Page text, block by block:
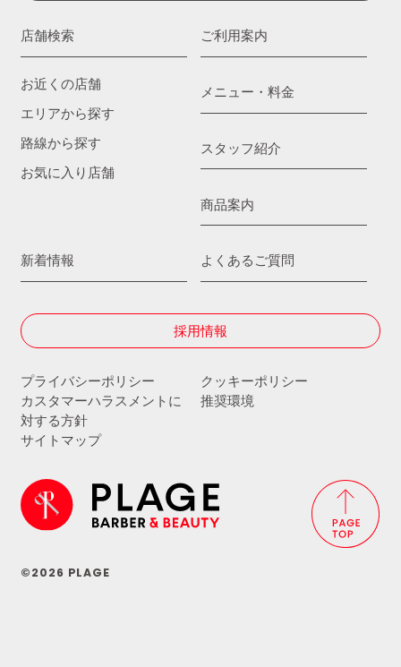
店舗検索
お近くの店舗
エリアから探す
路線から探す
お気に入り店舗
ご利用案内
メニュー・料金
スタッフ紹介
商品案内
新着情報 よくあるご質問
採用情報
プライバシーポリシー
クッキーポリシー
カスタマーハラスメントに
対する方針
推奨環境
サイトマップ
©2026 PLAGE